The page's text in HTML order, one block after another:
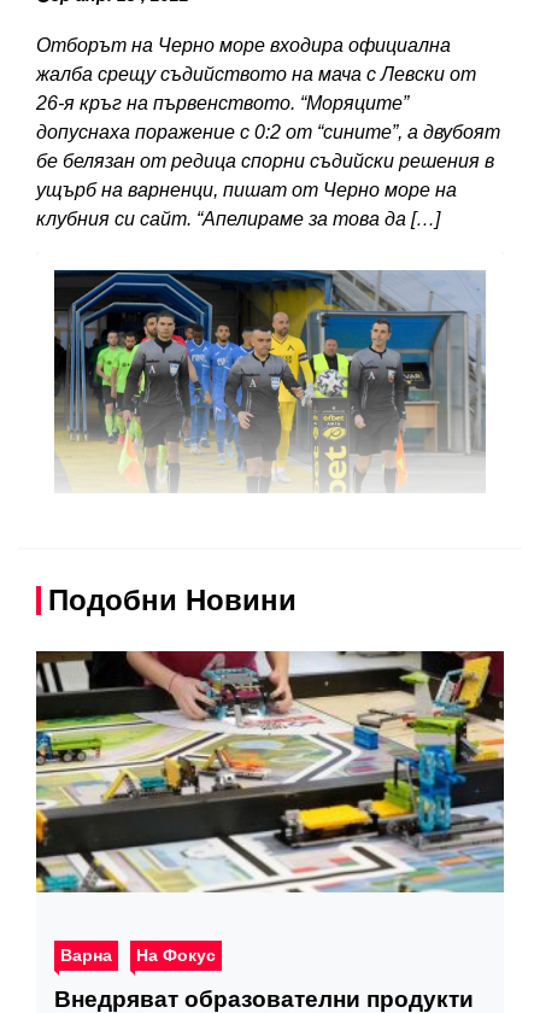
Отборът на Черно море входира официална
жалба срещу съдийството на мача с Левски от
26-я кръг на първенството. “Моряците”
допуснаха поражение с 0:2 от “сините”, а двубоят
бе белязан от редица спорни съдийски решения в
ущърб на варненци, пишат от Черно море на
клубния си сайт. “Апелираме за това да […]
Подобни Новини
Варна На Фокус
Внедряват образователни продукти